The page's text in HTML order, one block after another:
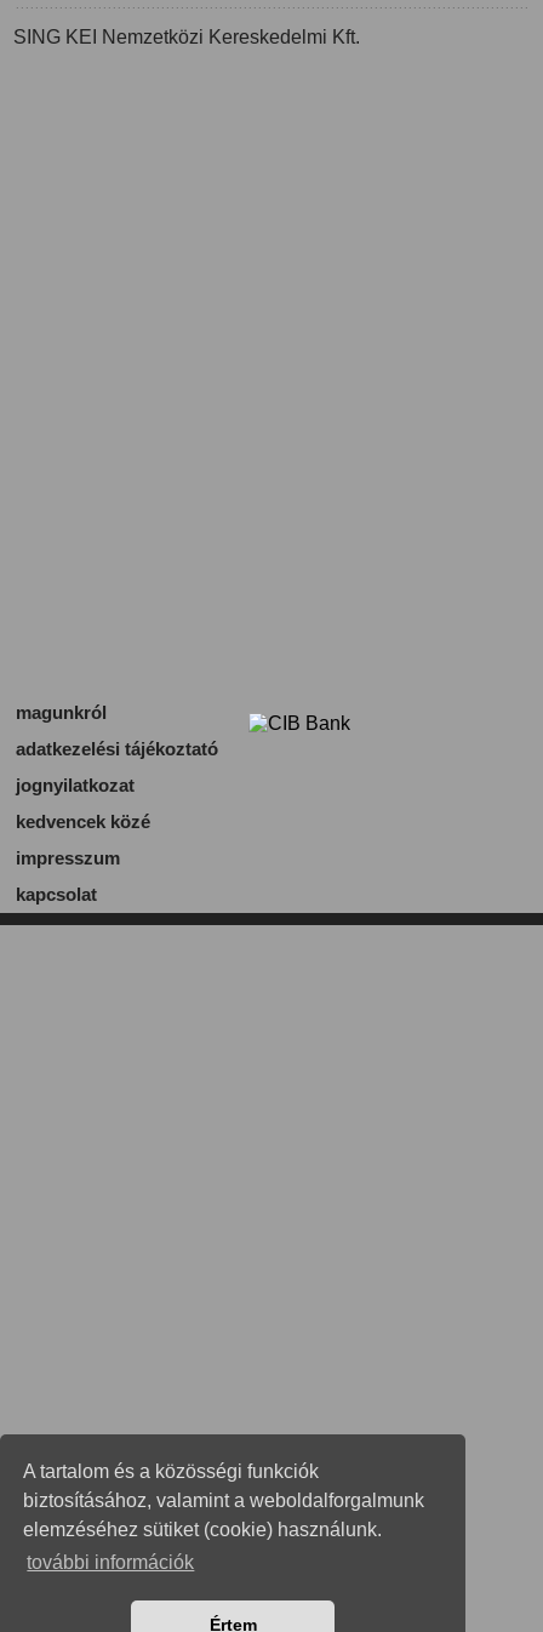
A tartalom és a közösségi funkciók
biztosításához, valamint a weboldalforgalmunk
elemzéséhez sütiket (cookie) használunk.
további információk
Értem
SING KEI Nemzetközi Kereskedelmi Kft.
magunkról
adatkezelési tájékoztató
jognyilatkozat
kedvencek közé
impresszum
kapcsolat